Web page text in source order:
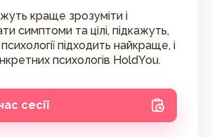
краще зрозуміти і
симптоми та цілі, підкажуть,
підходить найкраще, і
психологів HoldYou.
сесії